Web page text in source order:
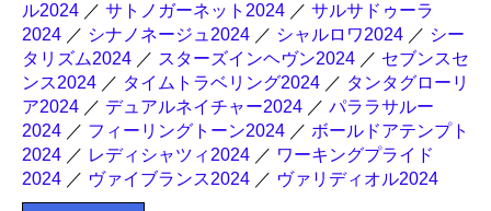
ル2024 ／ サトノガーネット2024 ／ サルサドゥーラ
2024 ／ シナノネージュ2024 ／ シャルロワ2024 ／ シー
タリズム2024 ／ スターズインヘヴン2024 ／ セブンスセ
ンス2024 ／ タイムトラベリング2024 ／ タンタグローリ
ア2024 ／ デュアルネイチャー2024 ／ パララサルー
2024 ／ フィーリングトーン2024 ／ ボールドアテンプト
2024 ／ レディシャツィ2024 ／ ワーキングプライド
2024 ／ ヴァイブランス2024 ／ ヴァリディオル2024